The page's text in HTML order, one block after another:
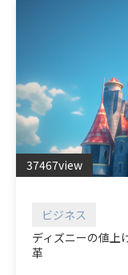
37467view
ビジネス
ディズニーの値上
革